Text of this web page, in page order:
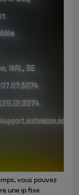
vous pouvez
une ip fixe